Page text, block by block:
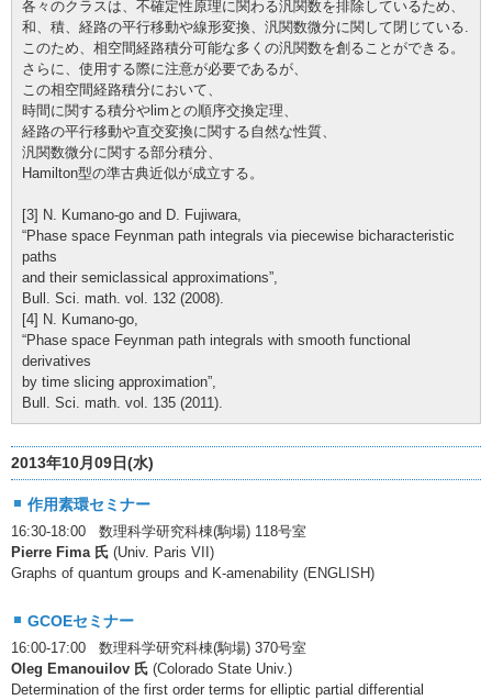
各々のクラスは、不確定性原理に関わる汎関数を排除しているため、
和、積、経路の平行移動や線形変換、汎関数微分に関して閉じている.
このため、相空間経路積分可能な多くの汎関数を創ることができる。
さらに、使用する際に注意が必要であるが、
この相空間経路積分において、
時間に関する積分やlimとの順序交換定理、
経路の平行移動や直交変換に関する自然な性質、
汎関数微分に関する部分積分、
Hamilton型の準古典近似が成立する。
[3] N. Kumano-go and D. Fujiwara,
“Phase space Feynman path integrals via piecewise bicharacteristic
paths
and their semiclassical approximations”,
Bull. Sci. math. vol. 132 (2008).
[4] N. Kumano-go,
“Phase space Feynman path integrals with smooth functional
derivatives
by time slicing approximation”,
Bull. Sci. math. vol. 135 (2011).
2013年10月09日(水)
作用素環セミナー
16:30-18:00 数理科学研究科棟(駒場) 118号室
Pierre Fima 氏 (Univ. Paris VII)
Graphs of quantum groups and K-amenability (ENGLISH)
GCOEセミナー
16:00-17:00 数理科学研究科棟(駒場) 370号室
Oleg Emanouilov 氏 (Colorado State Univ.)
Determination of the first order terms for elliptic partial differential